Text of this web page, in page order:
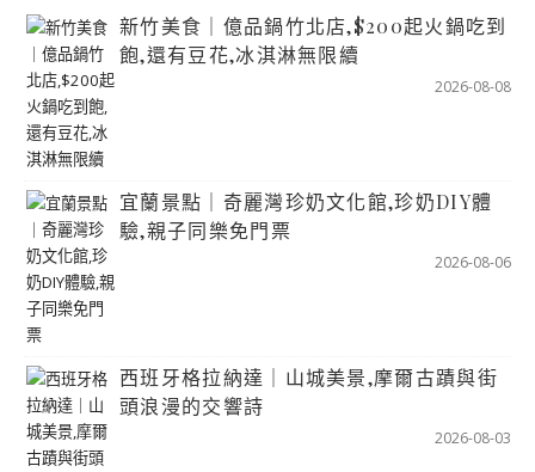
新竹美食｜億品鍋竹北店,$200起火鍋吃到
飽,還有豆花,冰淇淋無限續
2026-08-08
宜蘭景點｜奇麗灣珍奶文化館,珍奶DIY體
驗,親子同樂免門票
2026-08-06
西班牙格拉納達｜山城美景,摩爾古蹟與街
頭浪漫的交響詩
2026-08-03